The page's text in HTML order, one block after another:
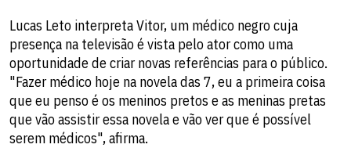
Lucas Leto interpreta Vitor, um médico negro cuja
presença na televisão é vista pelo ator como uma
oportunidade de criar novas referências para o público.
"Fazer médico hoje na novela das 7, eu a primeira coisa
que eu penso é os meninos pretos e as meninas pretas
que vão assistir essa novela e vão ver que é possível
serem médicos", afirma.